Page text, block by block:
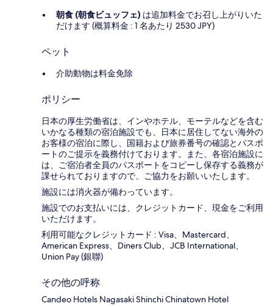
朝食 (朝食ビュッフェ) は追加料金でお召し上がりいた
だけます (概算料金 : 1 名あたり 2530 JPY)
ペット
介助動物は料金免除
ポリシー
日本の厚生労働省は、インやホテル、モーテルなどを含む
いかなる種類の宿泊施設でも、日本に​居住してない海外の
お客様の宿泊に際し、国籍および旅券番号の確認とパスポ
ートのご提示を義務付け​ております。また、各宿泊施設に
は、ご宿泊者全員のパスポートをコピーし保存する義務が
課せられておりますの​で、ご協力をお願いいたします。
施設には消火器が備わっています。
施設でのお支払いには、クレジットカード、現金をご利用
いただけます。
利用可能なクレジットカード : Visa、Mastercard、
American Express、Diners Club、JCB International、
Union Pay (銀聯)
その他の呼称
Candeo Hotels Nagasaki Shinchi Chinatown Hotel